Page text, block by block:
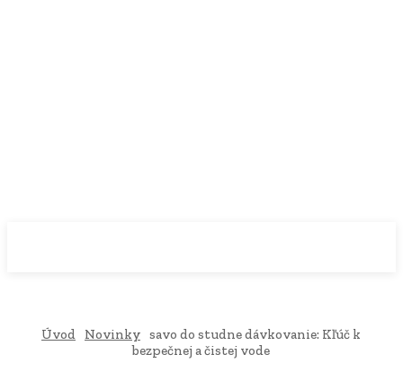
Úvod Novinky savo do studne dávkovanie: Kľúč k
bezpečnej a čistej vode